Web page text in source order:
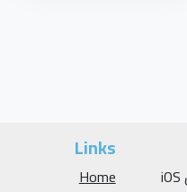
حمّل تطبيق Toytime على كلٍ من iOS
Links
Home